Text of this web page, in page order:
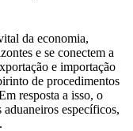
da economia,
e se conectem a
e importação
de procedimentos
resposta a isso, o
específicos,
.